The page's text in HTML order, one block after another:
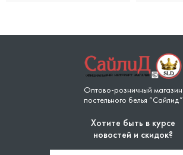
Оптово-розничный магазин
постельного белья “Сайлид”
Хотите быть в курсе
новостей и скидок?